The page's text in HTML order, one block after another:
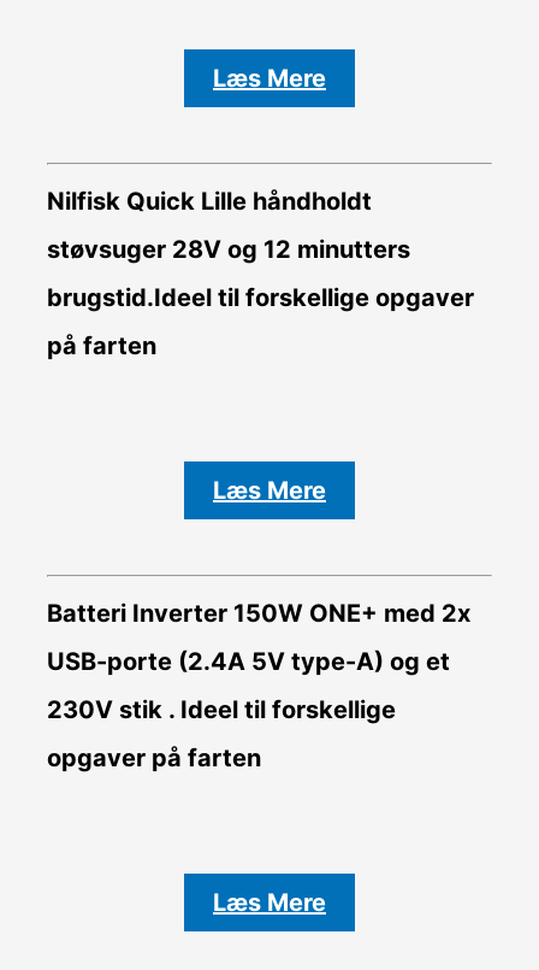
Læs Mere
Nilfisk Quick Lille håndholdt
støvsuger 28V og 12 minutters
brugstid.Ideel til forskellige opgaver
på farten
Læs Mere
Batteri Inverter150W ONE+ med 2x
USB-porte (2.4A 5V type-A) og et
230V stik . Ideel til forskellige
opgaver på farten
Læs Mere